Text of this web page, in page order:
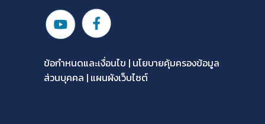
ข้อกำหนดและเงื่อนไข | นโยบายคุ้มครองข้อมูล
ส่วนบุคคล | แผนผังเว็บไซต์